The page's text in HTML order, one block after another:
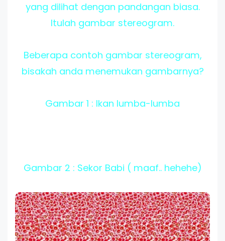
yang dilihat dengan pandangan biasa.
Itulah gambar stereogram.
Beberapa contoh gambar stereogram,
bisakah anda menemukan gambarnya?
Gambar 1 : Ikan lumba-lumba
Gambar 2 : Sekor Babi ( maaf.. hehehe)